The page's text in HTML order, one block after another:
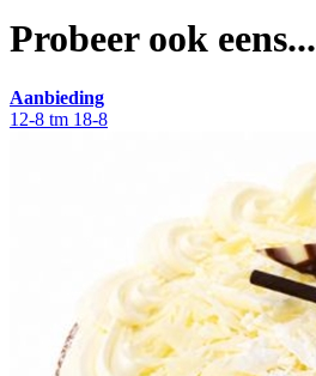
Probeer ook eens...
Aanbieding
12-8 tm 18-8